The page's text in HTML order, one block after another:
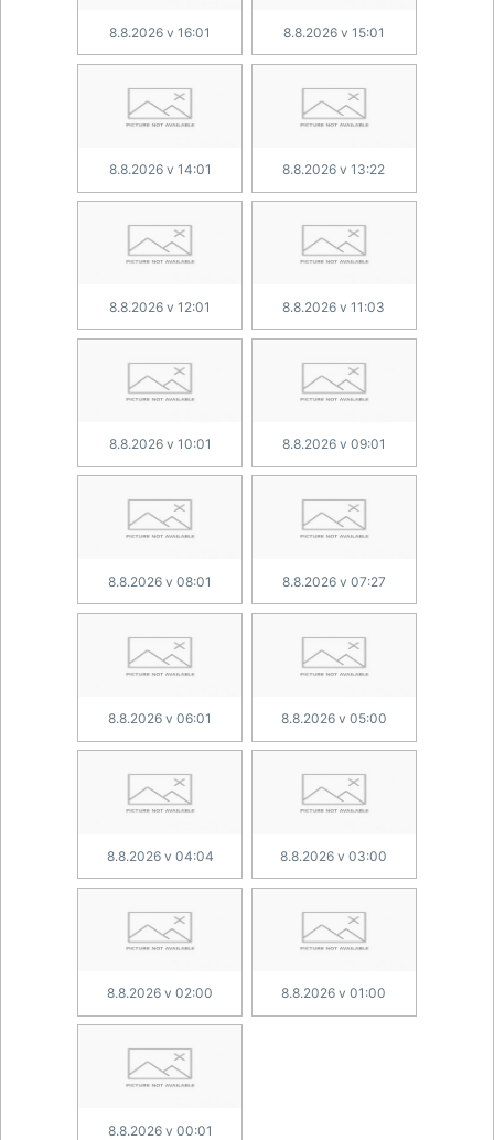
8.8.2026 v 16:01 8.8.2026 v 15:01
8.8.2026 v 14:01 8.8.2026 v 13:22
8.8.2026 v 12:01 8.8.2026 v 11:03
8.8.2026 v 10:01 8.8.2026 v 09:01
8.8.2026 v 08:01 8.8.2026 v 07:27
8.8.2026 v 06:01 8.8.2026 v 05:00
8.8.2026 v 04:04 8.8.2026 v 03:00
8.8.2026 v 02:00 8.8.2026 v 01:00
8.8.2026 v 00:01